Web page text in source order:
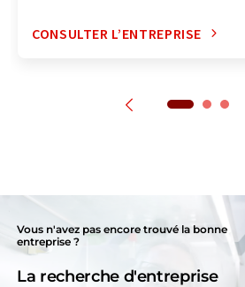
CONSULTER L’ENTREPRISE
Vous n'avez pas encore trouvé la bonne
entreprise ?
La recherche d'entreprise